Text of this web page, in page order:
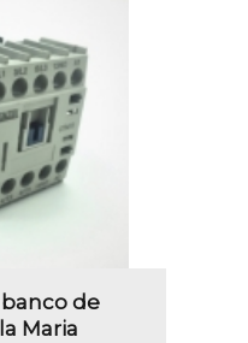
de
Maria